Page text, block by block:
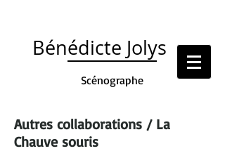
Scénographe
Bénédicte Jolys
Autres collaborations / La
Chauve souris